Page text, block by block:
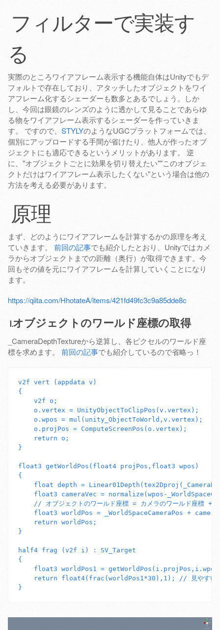
フィルターで実装す
る
実際のところワイアフレーム表示する機能自体はUnityでもデ
フォルトで存在しており、アタッチしたオブジェクトをワイ
アフレーム化するシェーダーも数多とあるでしょう。しか
し、今回は眼鏡のレンズのように透かして見ることであらゆ
る物をワイアフレーム表示するシェーダーを作っていきま
す。 ですので、 STYLYのようなUGCプラットフォームでは、
個別にアップロードする手間が省けたり、他人が作ったオブ
ジェクトにも適応できるというメリットがあります。 逆
に、"オブジェクトごとに効果を切り替えたい""このオブジェ
クトだけはワイアフレーム表示したくない"という場合は他の
方法を考える必要があります。
原理
まず、どのようにワイアフレームを計算するかの原理を考え
ていきます。 前回の記事でも紹介したとおり、Unityではカメ
ラからオブジェクトまでの距離（奥行）が取得できます。今
回もその値を元にワイアフレームを計算していくことになり
ます。
https://qiita.com/HhotateA/items/421fd49fc3c9a85dde8c
1.オブジェクトのワールド座標の取得
_CameraDepthTextureから逆算し、各ピクセルのワールド座
標を求めます。 前回の記事でも紹介しているので省略っ！
v2f vert (appdata v)
{
    v2f o;
    o.vertex = UnityObjectToClipPos(v.vertex);
    o.wpos = mul(unity_ObjectToWorld,v.vertex);
    o.projPos = ComputeScreenPos(o.vertex);
    return o;
}
float3 getWorldPos(float4 projPos,float3 wpos)
{
float depth =
float3 cameraVec = normalize(wpos-
// オブジェクトのワールド座標 = カメラのワールド座標 +
float3 worldPos = _WorldSpaceCameraPos +
    return worldPos;
}
half4 frag (v2f i) : SV_Target
{
float3 worldPos1 =
return float4(frac(worldPos1*30),1); // 見やすいよ